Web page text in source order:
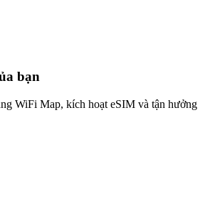
bạn
WiFi Map, kích hoạt eSIM và tận hưởng